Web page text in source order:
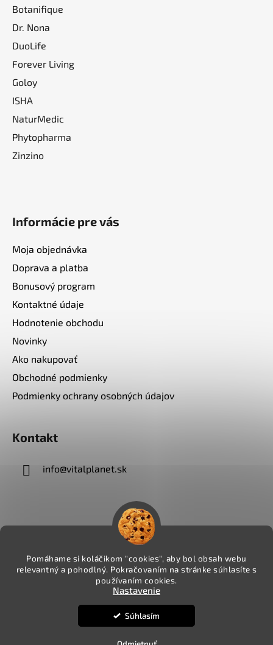
Pomáhame si koláčikom "cookies", aby bol obsah webu
relevantný a pohodlný. Pokračovaním na stránke súhlasíte s
používaním cookies.
Nastavenie
Súhlasím
Botanifique
Dr. Nona
DuoLife
Forever Living
Goloy
ISHA
NaturMedic
Phytopharma
Zinzino
Informácie pre vás
Moja objednávka
Doprava a platba
Bonusový program
Kontaktné údaje
Hodnotenie obchodu
Novinky
Ako nakupovať
Obchodné podmienky
Podmienky ochrany osobných údajov
Kontakt
info@vitalplanet.sk
Vytvoril Shoptet